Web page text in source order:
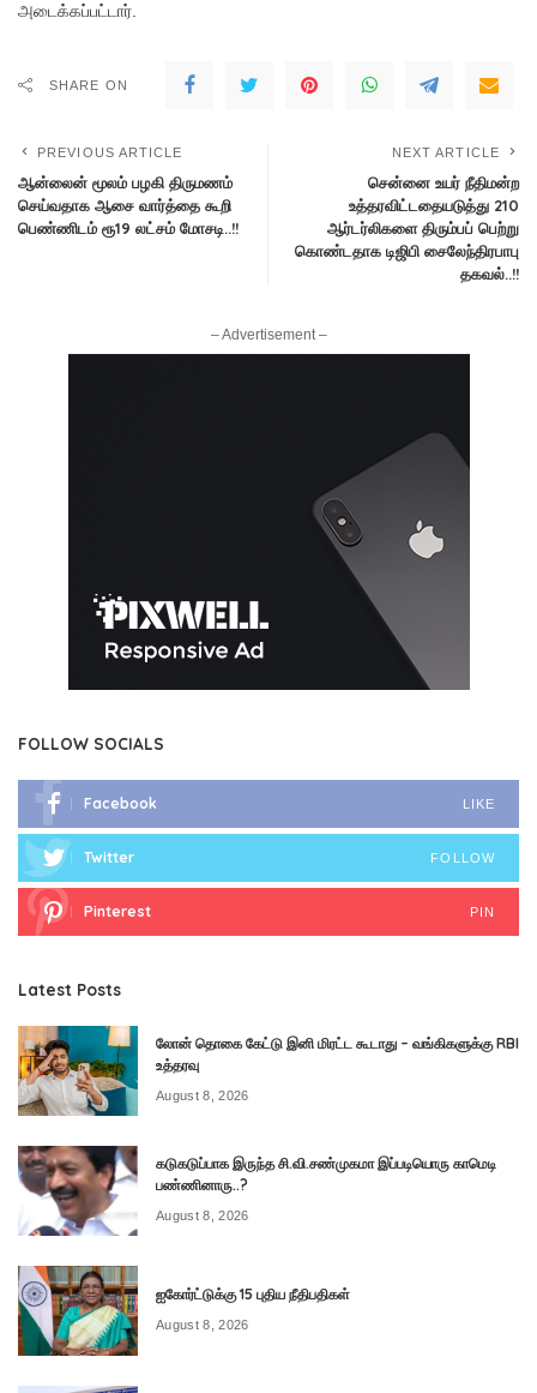
அடைக்கப்பட்டார்.
SHARE ON
PREVIOUS ARTICLE
ஆன்லைன் மூலம் பழகி திருமணம்
செய்வதாக ஆசை வார்த்தை கூறி
பெண்ணிடம் ரூ19 லட்சம் மோசடி..!!
NEXT ARTICLE
சென்னை உயர் நீதிமன்ற
உத்தரவிட்டதையடுத்து 210
ஆர்டர்லிகளை திரும்பப் பெற்று
கொண்டதாக டிஜிபி சைலேந்திரபாபு
தகவல்..!!
– Advertisement –
FOLLOW SOCIALS
Facebook LIKE
Twitter FOLLOW
Pinterest PIN
Latest Posts
லோன் தொகை கேட்டு இனி மிரட்ட கூடாது – வங்கிகளுக்கு RBI
உத்தரவு
August 8, 2026
கடுகடுப்பாக இருந்த சி.வி.சண்முகமா இப்படியொரு காமெடி
பண்ணினாரு..?
August 8, 2026
ஐகோர்ட்டுக்கு 15 புதிய நீதிபதிகள்
August 8, 2026